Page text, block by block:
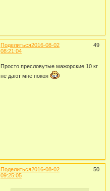
Поделиться 49
2016-08-02
08:21:04
Просто пресловутые мажорские 10 кг
не дают мне покоя
Поделиться 50
2016-08-02
09:25:05